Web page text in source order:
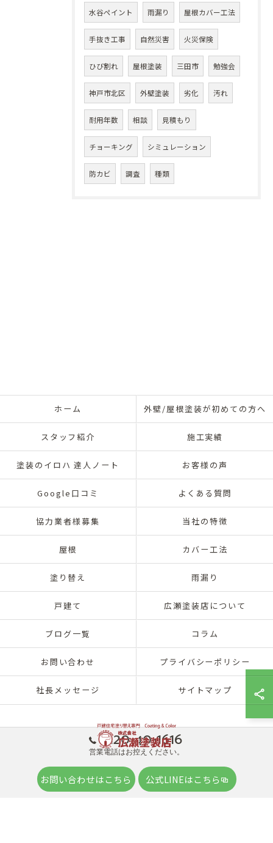
水谷ペイント 雨漏り 屋根カバー工法
手抜き工事 自然災害 火災保険
ひび割れ 屋根塗装 三田市 勉強会
神戸市北区 外壁塗装 劣化 汚れ
耐用年数 相談 見積もり
チョーキング シミュレーション
防カビ 調査 種類
0120-40-1616
営業電話はお控えください。
お問い合わせはこちら 公式LINEはこちら
ホーム 外壁/屋根塗装が初めての方へ
スタッフ紹介 施工実績
塗装のイロハ 達人ノート お客様の声
Google口コミ よくある質問
協力業者様募集 当社の特徴
屋根 カバー工法
塗り替え 雨漏り
戸建て 広瀬塗装店について
ブログ一覧 コラム
お問い合わせ プライバシーポリシー
社長メッセージ サイトマップ
© 2026 兵庫県神戸市北区の外壁塗装は株式会社広瀬塗装店 ALL RIGHTS
RESERVED.